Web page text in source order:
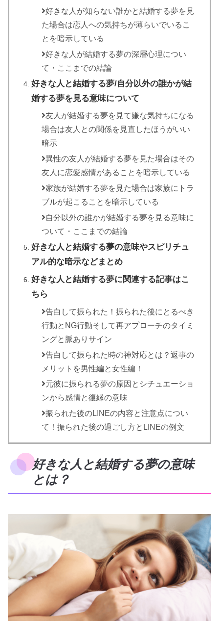
好きな人が知らない誰かと結婚する夢を見
た場合は恋人への気持ちが薄らいでいるこ
とを暗示している
好きな人が結婚する夢の深層心理につい
て・ここまでの結論
好きな人と結婚する夢/自分以外の誰かが結
婚する夢を見る意味について
友人が結婚する夢を見て嫌な気持ちになる
場合は友人との関係を見直したほうがいい
暗示
異性の友人が結婚する夢を見た場合はその
友人に恋愛感情があることを暗示している
家族が結婚する夢を見た場合は家族にトラ
ブルが起こることを暗示している
自分以外の誰かが結婚する夢を見る意味に
ついて・ここまでの結論
好きな人と結婚する夢の意味やスピリチュ
アル的な暗示などまとめ
好きな人と結婚する夢に関連する記事はこ
ちら
告白して振られた！振られた後にとるべき
行動とNG行動そして再アプローチのタイミ
ングと脈ありサイン
告白して振られた時の神対応とは？返事の
メリットを男性編と女性編！
元彼に振られる夢の原因とシチュエーショ
ンから感情と復縁の意味
振られた後のLINEの内容と注意点につい
て！振られた後の過ごし方とLINEの例文
好きな人と結婚する夢の意味
とは？